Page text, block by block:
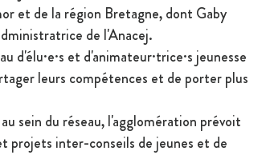
et de la région Bretagne, dont Gaby
de l'Anacej.
d'élu·e·s et d'animateur·trice·s jeunesse
leurs compétences et de porter plus
sein du réseau, l'agglomération prévoit
projets inter-conseils de jeunes et de